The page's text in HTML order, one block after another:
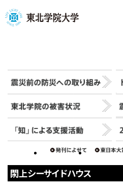
閖上シーサイドハウス